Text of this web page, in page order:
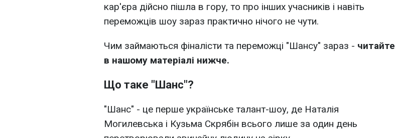
кар'єра дійсно пішла в гору, то про інших учасників і навіть
переможців шоу зараз практично нічого не чути.
Чим займаються фіналісти та переможці "Шансу" зараз - читайте
в нашому матеріалі нижче.
Що таке "Шанс"?
"Шанс" - це перше українське талант-шоу, де Наталія
Могилевська і Кузьма Скрябін всього лише за один день